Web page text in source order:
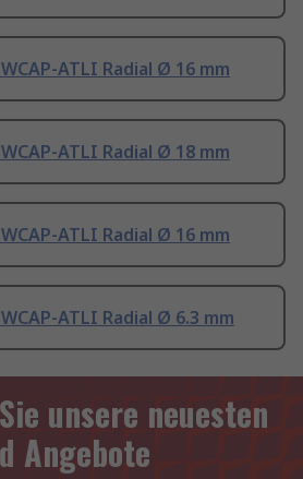
ATLI Radial Ø 16 mm
ATLI Radial Ø 18 mm
ATLI Radial Ø 16 mm
ATLI Radial Ø 6.3 mm
unsere neuesten
Angebote